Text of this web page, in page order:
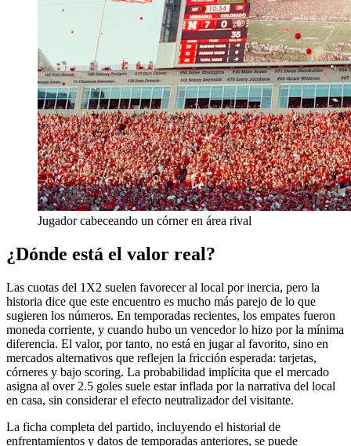
Jugador cabeceando un córner en área rival
¿Dónde está el valor real?
Las cuotas del 1X2 suelen favorecer al local por inercia, pero la
historia dice que este encuentro es mucho más parejo de lo que
sugieren los números. En temporadas recientes, los empates fueron
moneda corriente, y cuando hubo un vencedor lo hizo por la mínima
diferencia. El valor, por tanto, no está en jugar al favorito, sino en
mercados alternativos que reflejen la fricción esperada: tarjetas,
córneres y bajo scoring. La probabilidad implícita que el mercado
asigna al over 2.5 goles suele estar inflada por la narrativa del local
en casa, sin considerar el efecto neutralizador del visitante.
La ficha completa del partido, incluyendo el historial de
enfrentamientos y datos de temporadas anteriores, se puede